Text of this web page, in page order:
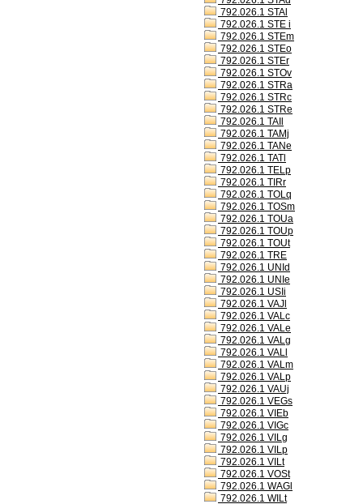
792.026.1 STAl
792.026.1 STE i
792.026.1 STEm
792.026.1 STEo
792.026.1 STEr
792.026.1 STOv
792.026.1 STRa
792.026.1 STRc
792.026.1 STRe
792.026.1 TAIl
792.026.1 TAMj
792.026.1 TANe
792.026.1 TATl
792.026.1 TELp
792.026.1 TIRr
792.026.1 TOLq
792.026.1 TOSm
792.026.1 TOUa
792.026.1 TOUp
792.026.1 TOUt
792.026.1 TRE
792.026.1 UNId
792.026.1 UNIe
792.026.1 USIi
792.026.1 VAJl
792.026.1 VALc
792.026.1 VALe
792.026.1 VALg
792.026.1 VALl
792.026.1 VALm
792.026.1 VALp
792.026.1 VAUj
792.026.1 VEGs
792.026.1 VIEb
792.026.1 VIGc
792.026.1 VILg
792.026.1 VILp
792.026.1 VILt
792.026.1 VOSt
792.026.1 WAGl
792.026.1 WILt